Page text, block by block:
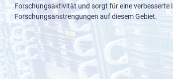
Forschungsaktivität und sorgt für eine
Forschungsanstrengungen auf diesem Gebiet.